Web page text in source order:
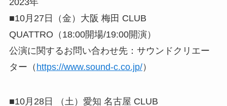
2023年
■10月27日（金）大阪 梅田 CLUB
QUATTRO（18:00開場/19:00開演）
公演に関するお問い合わせ先：サウンドクリエー
ター（ https://www.sound-c.co.jp/）
■10月28日 （土）愛知 名古屋 CLUB